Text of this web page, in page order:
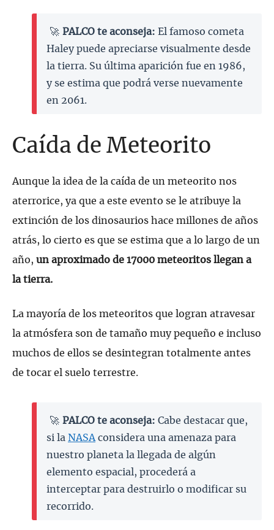
🚀 PALCO te aconseja: El famoso cometa
Haley puede apreciarse visualmente desde
la tierra. Su última aparición fue en 1986,
y se estima que podrá verse nuevamente
en 2061.
Caída de Meteorito
Aunque la idea de la caída de un meteorito nos
aterrorice, ya que a este evento se le atribuye la
extinción de los dinosaurios hace millones de años
atrás, lo cierto es que se estima que a lo largo de un
año, un aproximado de 17000 meteoritos llegan a
la tierra.
La mayoría de los meteoritos que logran atravesar
la atmósfera son de tamaño muy pequeño e incluso
muchos de ellos se desintegran totalmente antes
de tocar el suelo terrestre.
🚀 PALCO te aconseja: Cabe destacar que,
si la NASA considera una amenaza para
nuestro planeta la llegada de algún
elemento espacial, procederá a
interceptar para destruirlo o modificar su
recorrido.